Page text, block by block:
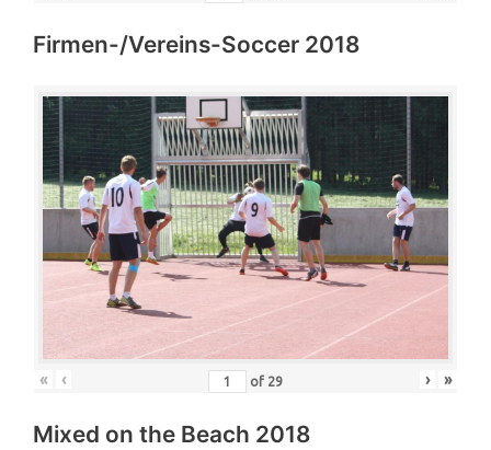
Firmen-/Vereins-Soccer 2018
« ‹ of 29 › »
Mixed on the Beach 2018